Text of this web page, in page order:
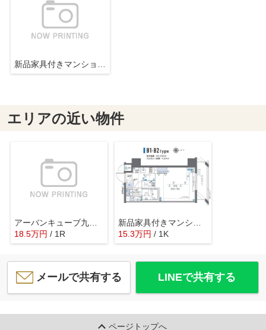
エリアの近い物件
アーバンキューブ九段南
18.5万円 / 1R
15.3万円 / 1K
メールで共有する LINEで共有する
ページトップへ